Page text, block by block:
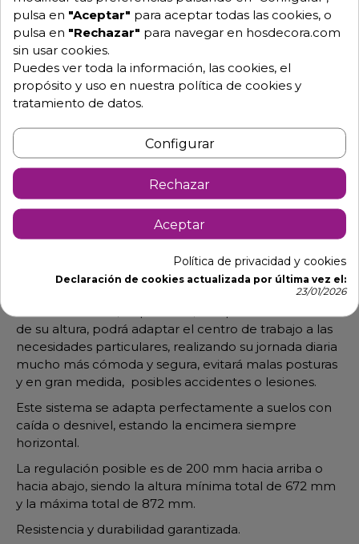
Descripción
Mesa para maquinaria con sistema de elevación.
Fabricada en acero inoxidable AISI 304 esta mesa
incorpora escuadras para la sujeción de maquinaria y
un entrepaño intermedio para aportar espacio de
Está especialmente recomendada para máquinas
cortadoras de fiambre.
elevación que permite regular la altura de la
superficie de trabajo.
de su altura, podrá adaptar el centro de trabajo a las
necesidades particulares, realizando su jornada diaria
mucho más cómoda y segura, evitará malas posturas
y en gran medida, posibles accidentes o lesiones.
Este sistema se adapta perfectamente a suelos con
caída o desnivel, estando la encimera siempre
horizontal.
La regulación posible es de 200 mm hacia arriba o
hacia abajo, siendo la altura mínima total de 672 mm
y la máxima total de 872 mm.
Resistencia y durabilidad garantizada.
pulsa en "Aceptar" para aceptar todas las cookies, o
pulsa en "Rechazar" para navegar en hosdecora.com
sin usar cookies.
Puedes ver toda la información, las cookies, el
propósito y uso en nuestra política de cookies y
tratamiento de datos.
Configurar
Rechazar
Aceptar
Política de privacidad y cookies
Declaración de cookies actualizada por última vez el:
23/01/2026